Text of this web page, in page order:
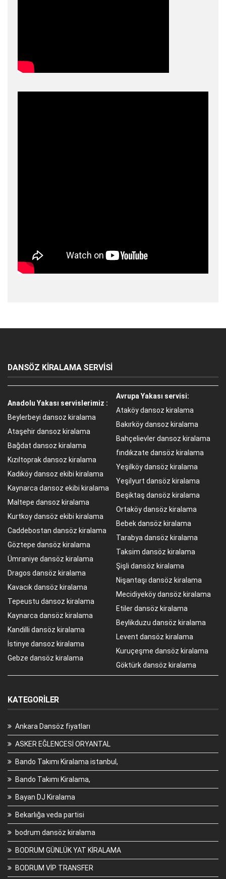
DANSÖZ KİRALAMA SERVİSİ
Anadolu Yakası servislerimiz :
Beylerbeyi dansoz kiralama
Ataşehir dansoz kiralama
Bağdat dansoz kiralama
Kızıltoprak dansoz kiralama
Kadıköy dansoz ekibi kiralama
Kaynarca dansoz ekibi kiralama
Maltepe dansoz kiralama
Kurtkoy dansöz ekibi kiralama
Caddebostan dansöz kiralama
Göztepe dansöz kiralama
Ümraniye dansöz kiralama
Dragos dansöz kiralama
Kavacık dansöz kiralama
Tepeustu dansoz kiralama
Kaynarca dansöz kiralama
Kandilli dansöz kiralama
İstinye dansoz kiralama
Gebze dansöz kiralama
Avrupa Yakası servisi:
Ataköy dansoz kiralama
Bakırköy dansoz kiralama
Bahçelievler dansoz kiralama
fındıkzate dansöz kiralama
Yeşilköy dansöz kiralama
Yeşilyurt dansöz kiralama
Beşiktaş dansöz kiralama
Ortaköy dansöz kiralama
Bebek dansöz kiralama
Tarabya dansöz kiralama
Taksim dansöz kiralama
Şişli dansöz kiralama
Nişantaşı dansöz kiralama
Mecidiyeköy dansöz kiralama
Etiler dansöz kiralama
Beylikduzu dansöz kiralama
Levent dansöz kiralama
Kuruçeşme dansöz kiralama
Göktürk dansöz kiralama
KATEGORILER
Ankara Dansöz fiyatları
ASKER EĞLENCESİ ORYANTAL
Bando Takımı Kiralama istanbul,
Bando Takımı Kiralama,
Bayan DJ Kiralama
Bekarlığa veda partisi
bodrum dansöz kiralama
BODRUM GÜNLÜK YAT KİRALAMA
BODRUM VİP TRANSFER